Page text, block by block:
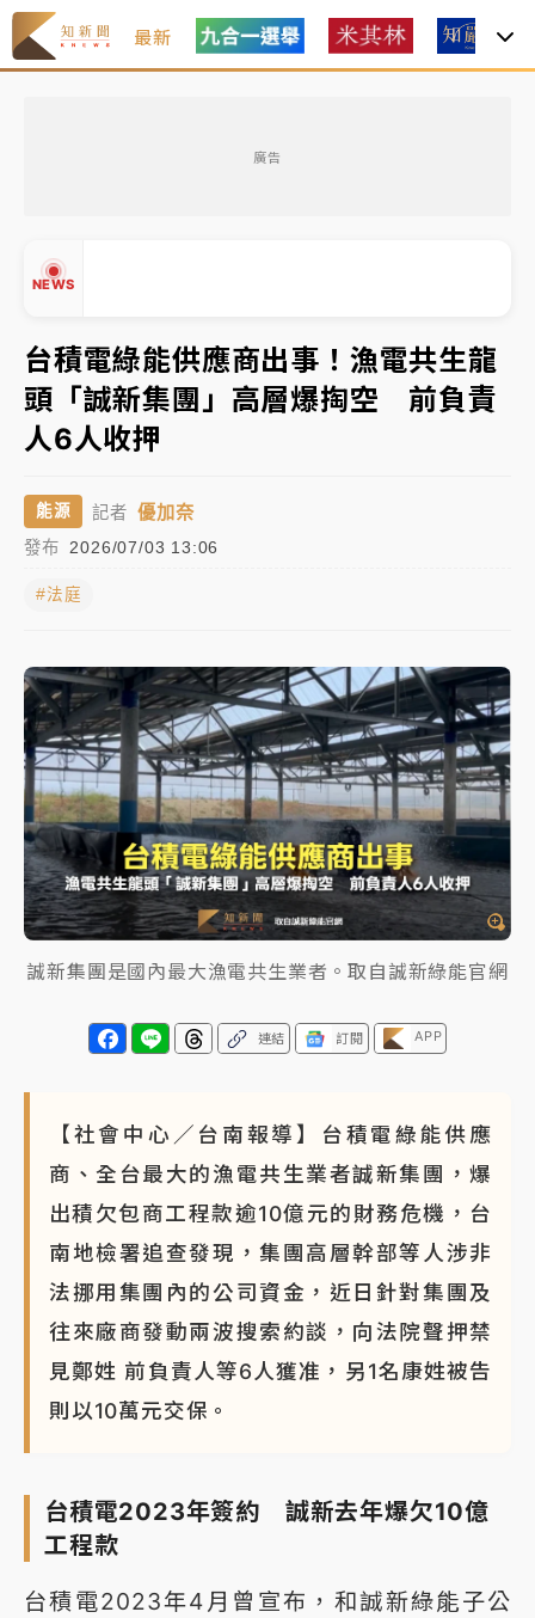
最新
廣告
NEWS
有片｜
連根拔起
中颱白海豚風雨來了！中部以北防豪雨 今晚、明天影
響最劇烈
白海豚逼近！北市水門只出不進 未移置車輛最高罰
4800＋拖吊費
油價持續凍漲！ 中油宣布下周一汽柴油價格維持不變
路鷹架倒塌壓2車
連根拔起
中颱白海豚風雨來了！中部以北防豪雨 今晚、明天影
響最劇烈
白海豚逼近！北市水門只出不進 未移置車輛最高罰
4800＋拖吊費
▼
台積電綠能供應商出事！漁電共生龍
頭「誠新集團」高層爆掏空 前負責
人6人收押
能源 記者 優加奈
發布 2026/07/03 13:06
#法庭
誠新集團是國內最大漁電共生業者。取自誠新綠能官網
連結 訂閱 APP
【社會中心／台南報導】台積電綠能供應
商、全台最大的漁電共生業者誠新集團，爆
出積欠包商工程款逾10億元的財務危機，台
南地檢署追查發現，集團高層幹部等人涉非
法挪用集團內的公司資金，近日針對集團及
往來廠商發動兩波搜索約談，向法院聲押禁
見鄭姓 前負責人等6人獲准，另1名康姓被告
則以10萬元交保。
台積電2023年簽約 誠新去年爆欠10億
工程款
台積電2023年4月曾宣布，和誠新綠能子公